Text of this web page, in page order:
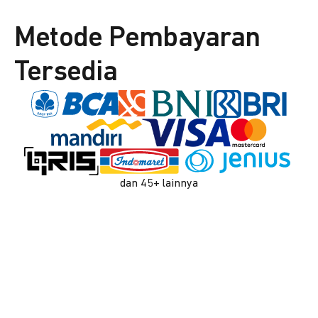
Metode Pembayaran
Tersedia
dan 45+ lainnya